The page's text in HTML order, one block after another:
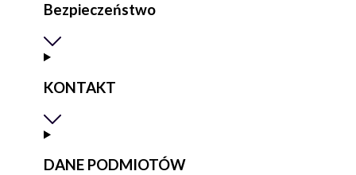
Bezpieczeństwo
KONTAKT
DANE PODMIOTÓW